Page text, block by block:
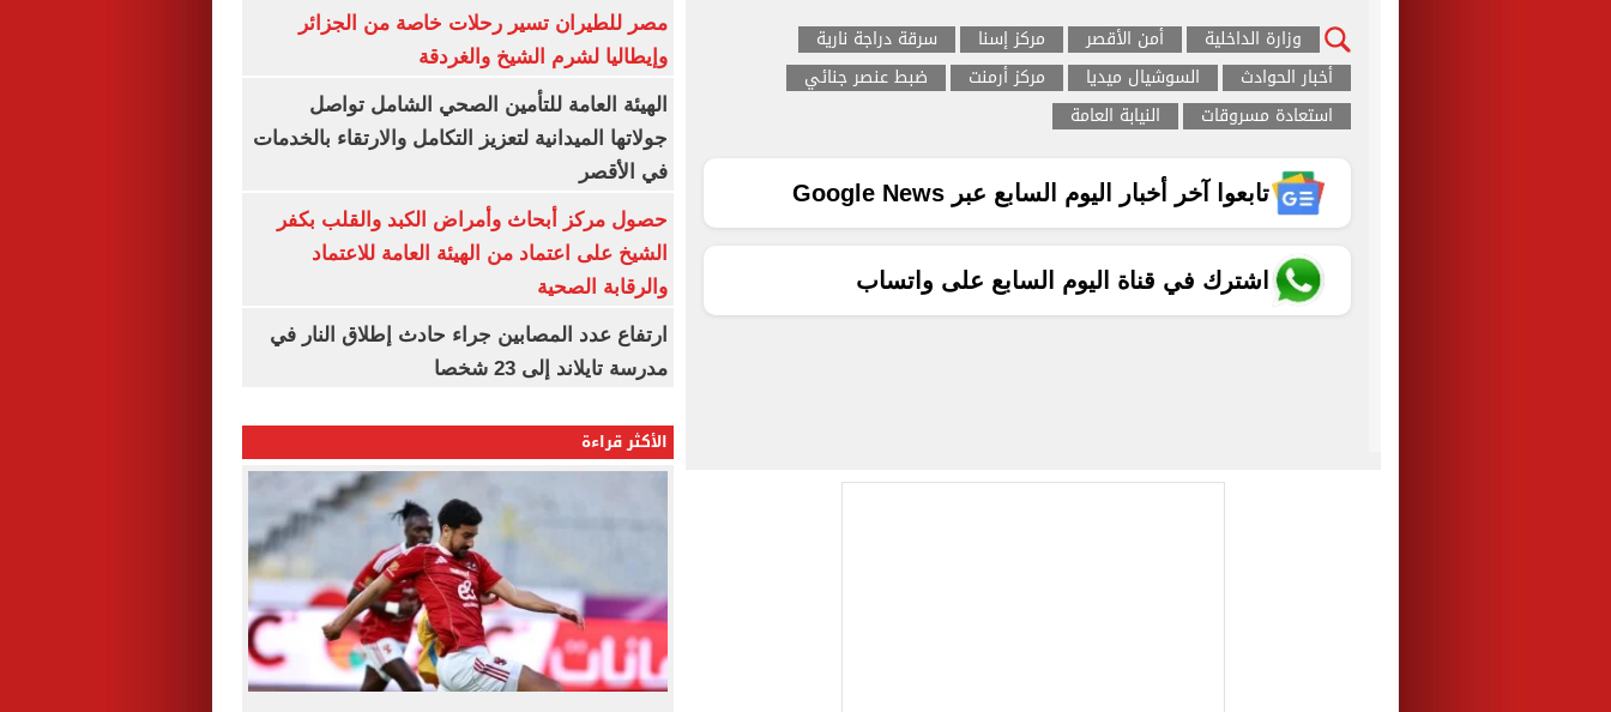
وزارة الداخلية أمن الأقصر مركز إسنا
سرقة دراجة نارية
أخبار الحوادث
السوشيال ميديا مركز أرمنت
ضبط عنصر جنائي
استعادة مسروقات
النيابة العامة
تابعوا آخر أخبار اليوم السابع عبر Google News
اشترك في قناة اليوم السابع على واتساب
مصر للطيران تسير رحلات خاصة من الجزائر
وإيطاليا لشرم الشيخ والغردقة
الهيئة العامة للتأمين الصحي الشامل تواصل
جولاتها الميدانية لتعزيز التكامل والارتقاء بالخدمات
في الأقصر
حصول مركز أبحاث وأمراض الكبد والقلب بكفر
الشيخ على اعتماد من الهيئة العامة للاعتماد
والرقابة الصحية
ارتفاع عدد المصابين جراء حادث إطلاق النار في
مدرسة تايلاند إلى 23 شخصا
الأكثر قراءة